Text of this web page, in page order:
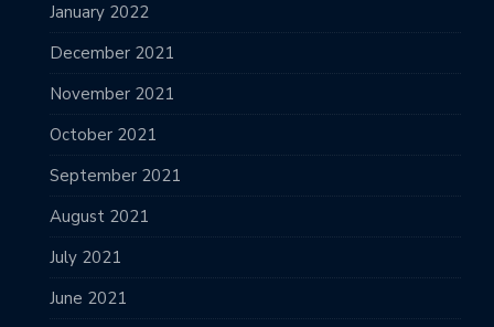
January 2022
December 2021
November 2021
October 2021
September 2021
August 2021
July 2021
June 2021